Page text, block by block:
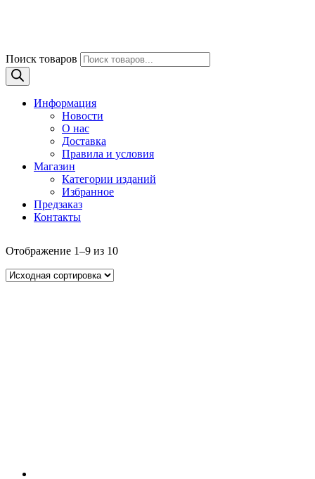
Поиск товаров
Информация
Новости
О нас
Доставка
Правила и условия
Магазин
Категории изданий
Избранное
Предзаказ
Контакты
Отображение 1–9 из 10